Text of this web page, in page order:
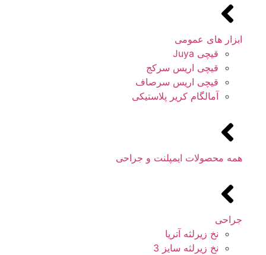
ابزار های عمومی
قیچی Juya
قیچی اریس سرکج
قیچی اریس سرصاف
آمالگام کریر پلاستیکی
همه محصولات ایمپلنت و جراحی
جراحی
نخ زیرلثه آتریا
نخ زیرلثه سایز 3